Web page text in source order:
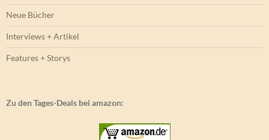
Neue Bücher
Interviews + Artikel
Features + Storys
Zu den Tages-Deals bei amazon: